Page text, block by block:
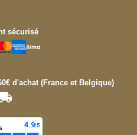
sécurisé
d'achat (France et Belgique)